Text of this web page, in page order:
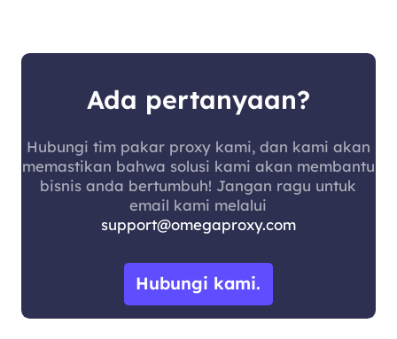
Ada pertanyaan?
Hubungi tim pakar proxy kami, dan kami akan
memastikan bahwa solusi kami akan membantu
bisnis anda bertumbuh! Jangan ragu untuk
email kami melalui
support@omegaproxy.com
Hubungi kami.